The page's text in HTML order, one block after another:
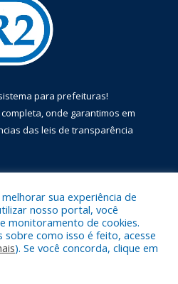
para prefeituras!
completa, onde garantimos em
das leis de transparência
a Prefeitura Municipal de Óbidos.
sua experiência de
nosso portal, você
monitoramento de cookies.
sobre como isso é feito, acesse
). Se você concorda, clique em